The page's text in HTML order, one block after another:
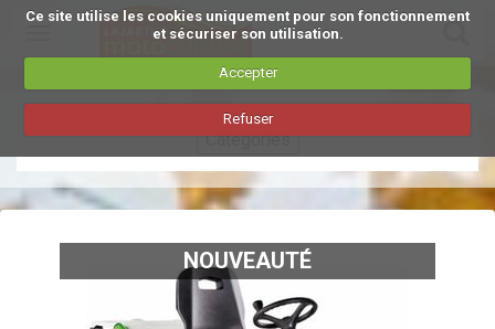
Ce site utilise les cookies uniquement pour son fonctionnement
et sécuriser son utilisation.
Accepter
Refuser
Aller
navigation
Catégories
NOUVEAUTÉ